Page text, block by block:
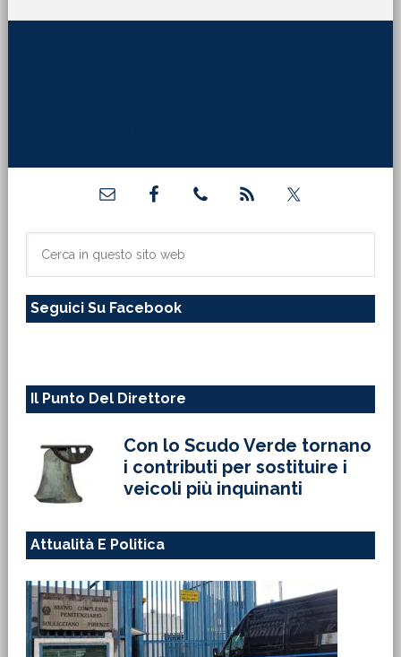
primaria
sito
Seguici Su Facebook
Il Punto Del Direttore
Con lo Scudo Verde tornano
i contributi per sostituire i
veicoli più inquinanti
Attualità E Politica